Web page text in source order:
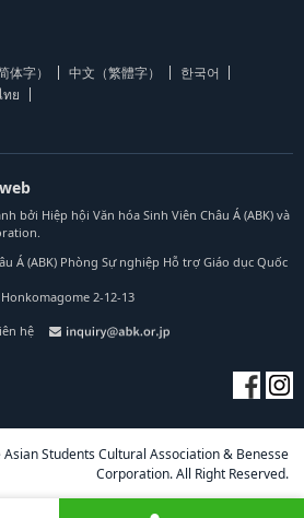
体字） 中文（繁體字）
한국어
ทย
bởi Hiệp hội Văn hóa Sinh Viên Châu Á (ABK) và
Á (ABK) Phòng Sự nghiệp Hỗ trợ Giáo dục Quốc
2-12-13
hệ
Students Cultural Association & Benesse
Corporation. All Right Reserved.